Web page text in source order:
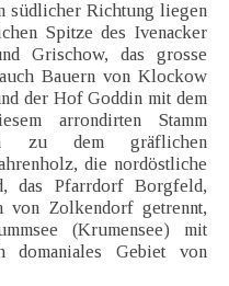
südlicher Richtung liegen
Spitze des Ivenacker
Grischow, das grosse
Bauern von Klockow
der Hof Goddin mit dem
arrondirten Stamm
zu dem gräflichen
die nordöstliche
das Pfarrdorf Borgfeld,
von Zolkendorf getrennt,
(Krumensee) mit
domaniales Gebiet von